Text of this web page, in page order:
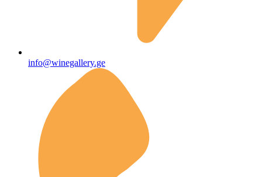
info@winegallery.ge